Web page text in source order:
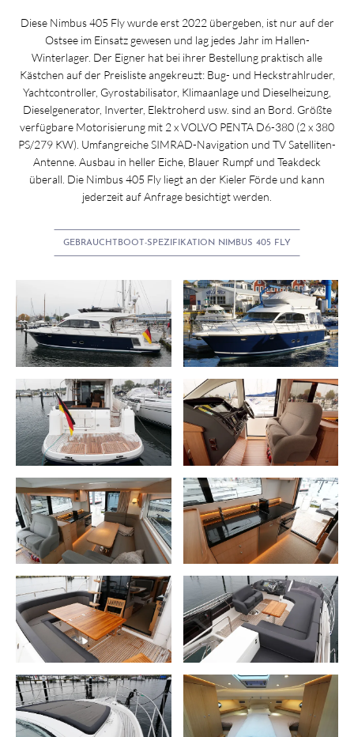
Diese Nimbus 405 Fly wurde erst 2022 übergeben, ist nur auf der
Ostsee im Einsatz gewesen und lag jedes Jahr im Hallen-
Winterlager. Der Eigner hat bei ihrer Bestellung praktisch alle
Kästchen auf der Preisliste angekreuzt: Bug- und Heckstrahlruder,
Yachtcontroller, Gyrostabilisator, Klimaanlage und Dieselheizung,
Dieselgenerator, Inverter, Elektroherd usw. sind an Bord. Größte
verfügbare Motorisierung mit 2 x VOLVO PENTA D6-380 (2 x 380
PS/279 KW). Umfangreiche SIMRAD-Navigation und TV Satelliten-
Antenne. Ausbau in heller Eiche, Blauer Rumpf und Teakdeck
überall. Die Nimbus 405 Fly liegt an der Kieler Förde und kann
jederzeit auf Anfrage besichtigt werden.
GEBRAUCHTBOOT-SPEZIFIKATION NIMBUS 405 FLY